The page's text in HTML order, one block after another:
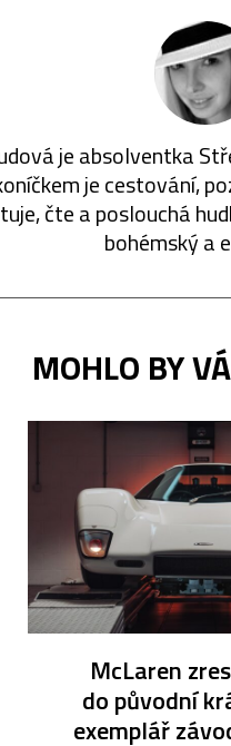
je absolventka
je cestování,
čte a poslouchá
bohémský a
MOHLO BY
McLaren
do původní
exemplář